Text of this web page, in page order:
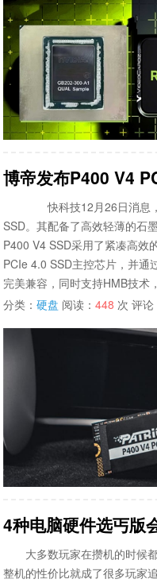
博帝发布P400 V4
快科技12月26日消息
SSD。其配备了高效轻薄的石
P400 V4 SSD采用了紧凑高效
PCIe 4.0 SSD主控芯片，并通
完美兼容，同时支持HMB技
分类：硬盘 阅读：448 次 评论
4种电脑硬件选丐版
大多数玩家在攒机的时候
整机的性价比就成了很多玩家